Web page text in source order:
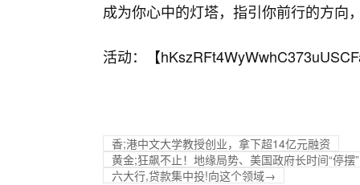
成为你心中的灯塔，指引你前行的方向
活动：【
香;港中文大学教授创业，拿下超14亿元融资
黄金;狂飙不止！地缘局势、美国政府长时间“停摆
六大行,贷款集中投!向这个领域→